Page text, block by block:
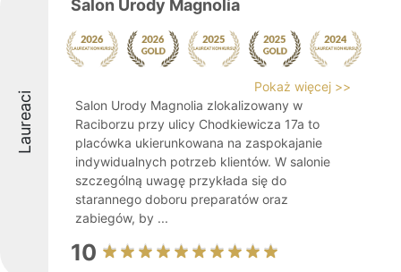
Laureaci
Salon Urody Magnolia
Pokaż więcej >>
Salon Urody Magnolia zlokalizowany w
Raciborzu przy ulicy Chodkiewicza 17a to
placówka ukierunkowana na zaspokajanie
indywidualnych potrzeb klientów. W salonie
szczególną uwagę przykłada się do
starannego doboru preparatów oraz
zabiegów, by ...
10